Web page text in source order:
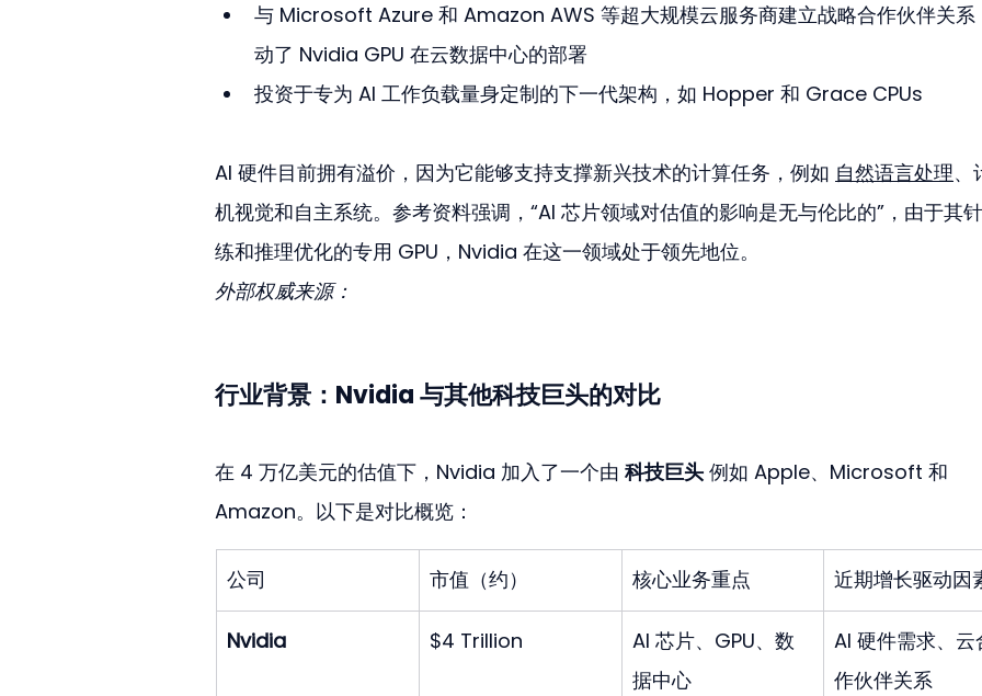
与 Microsoft Azure 和 Amazon AWS 等超大规模云服务商建立战略合作伙伴关系
动了 Nvidia GPU 在云数据中心的部署
投资于专为 AI 工作负载量身定制的下一代架构，如 Hopper 和 Grace CPUs
AI 硬件目前拥有溢价，因为它能够支持支撑新兴技术的计算任务，例如 自然语言处理、
机视觉和自主系统。参考资料强调，“AI 芯片领域对估值的影响是无与伦比的”，由于其
练和推理优化的专用 GPU，Nvidia 在这一领域处于领先地位。
外部权威来源：
行业背景：Nvidia 与其他科技巨头的对比
在 4 万亿美元的估值下，Nvidia 加入了一个由 科技巨头 例如 Apple、Microsoft 和
Amazon。以下是对比概览：
公司 市值（约） 核心业务重点 近期增长驱动因
Nvidia $4 Trillion
AI 芯片、GPU、数
据中心
AI 硬件需求、云
作伙伴关系